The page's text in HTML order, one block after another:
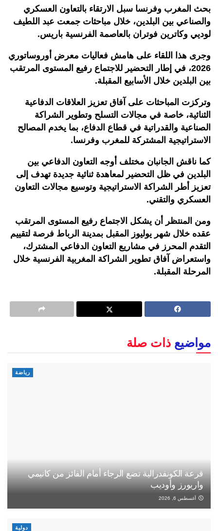
بحث المغرب وفرنسا سبل الارتقاء بالتعاون العسكري
والصناعي بين البلدين، خلال مباحثات جمعت عبد اللطيف
لوديي وكاترين فوتران بالعاصمة الفرنسية باريس.
وجرى هذا اللقاء على هامش فعاليات معرض أوروساتوري
2026، في إطار التحضير للاجتماع رفيع المستوى المرتقب
بين البلدين خلال الأسابيع المقبلة.
وتركزت المباحثات على آفاق تعزيز العلاقات الدفاعية
الثنائية، خاصة في مجالات التسلح وتطوير الشراكة
الصناعية والقدراتية في قطاع الدفاع، بما يخدم المصالح
الاستراتيجية المشتركة للمغرب وفرنسا.
كما ناقش الجانبان مختلف أوجه التعاون الدفاعي بين
البلدين في ظل التحضير لمعاهدة ثنائية جديدة تهدف إلى
تعزيز أطر الشراكة الاستراتيجية وتوسيع مجالات التعاون
العسكري والتقني.
ومن المنتظر أن يشكل الاجتماع رفيع المستوى المرتقب
عقده خلال شهر يوليوز المقبل بمدينة الرباط فرصة لتقييم
التقدم المحرز في مشاريع التعاون الدفاعي المشترك،
واستعراض آفاق تطوير الشراكة المغربية الفرنسية خلال
المرحلة المقبلة.
مواضيع ذات صلة
رياضة
قرعة الكونفدرالية تضع الرجاء أمام الفائز من كانيمي
واريورز وأوديب
أغسطس 6, 2026
دولية